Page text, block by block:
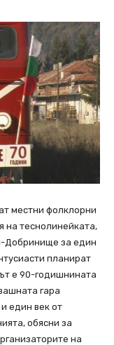
местни фолклорни
на теснолинейката,
Добринище за един
планират
е 90-годишнината
гара
един век от
обясни за
на